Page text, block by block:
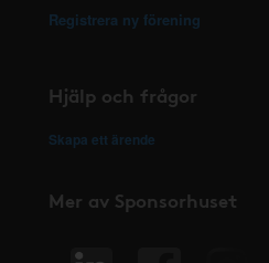
Registrera ny förening
Hjälp och frågor
Skapa ett ärende
Mer av Sponsorhuset